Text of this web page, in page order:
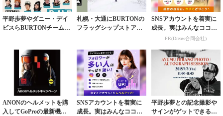
平野歩夢やダニー・デイ
ビスらBURTONチームラ
札幌・大通にBURTONの
フラッグシップストアが1
SNSアカウントを着実に
成長。実はみんなココ使
ってます。
PR(Dreaw合同会社)
ANONのヘルメットを購
入してGoProの最新機種
SNSアカウントを着実に
成長。実はみんなココ使
平野歩夢との記念撮影や
サインがゲットできるス